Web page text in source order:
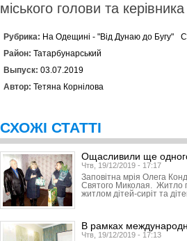
міського голови та
Рубрика: На Одещині - "Від Дунаю до Бугу"
Район: Татарбунарський
Выпуск: 03.07.2019
Автор: Тетяна Корнілова
СХОЖІ СТАТТІ
Ощасливили ще
Чтв, 19/12/2019 - 17:17
Заповітна мрія Олега
Святого Миколая. Житло
житлом дітей-сиріт та
В рамках
Чтв, 19/12/2019 - 17:13